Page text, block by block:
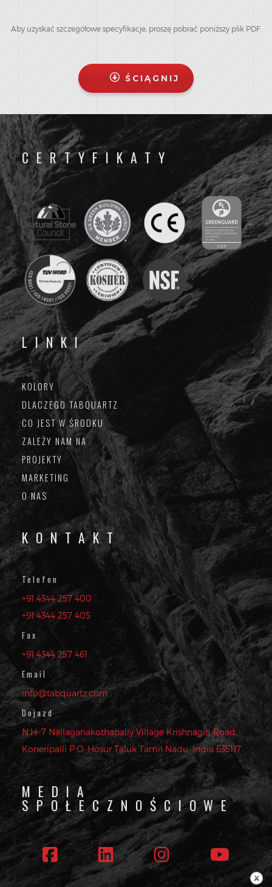
Aby uzyskać szczegółowe specyfikacje, proszę pobrać poniższy plik PDF.
ŚCIĄGNIJ
CERTYFIKATY
LINKI
KOLORY
DLACZEGO TABQUARTZ
CO JEST W ŚRODKU
ZALEŻY NAM NA
PROJEKTY
MARKETING
O NAS
KONTAKT
Telefon
+91 4344 257 400
+91 4344 257 405
Fax
+91 4344 257 461
Email
info@tabquartz.com
Dojazd
N.H. 7 Nallaganakothapally Village Krishnagiri Road,
Koneripalli P.O. Hosur Taluk Tamil Nadu, India 635117
MEDIA
SPOŁECZNOŚCIOWE